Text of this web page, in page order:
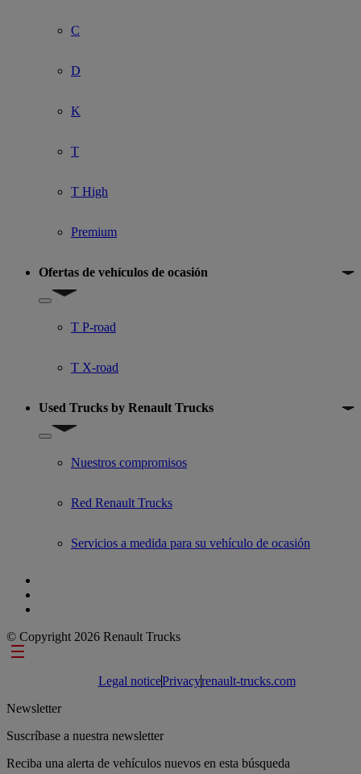
C
D
K
T
T High
Premium
Ofertas de vehículos de ocasión
Show submenu for Ofertas de vehículos de ocasión
T P-road
T X-road
Used Trucks by Renault Trucks
Show submenu for Used Trucks by Renault Trucks
Nuestros compromisos
Red Renault Trucks
Servicios a medida para su vehículo de ocasión
© Copyright 2026 Renault Trucks
Footer links
Legal noticePrivacyrenault-trucks.com
Newsletter
Suscríbase a nuestra newsletter
Reciba una alerta de vehículos nuevos en esta búsqueda